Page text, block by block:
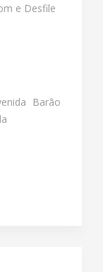
e Desfile
Barão